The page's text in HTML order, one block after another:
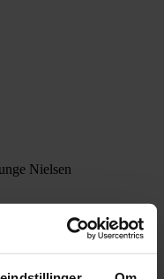
Nielsen